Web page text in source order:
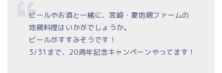
ビールやお酒と一緒に、宮崎・妻地鶏ファームの
地鶏料理はいかがでしょうか。
ビールがすすみそうです！
3/31まで、20周年記念キャンペーンやってます！